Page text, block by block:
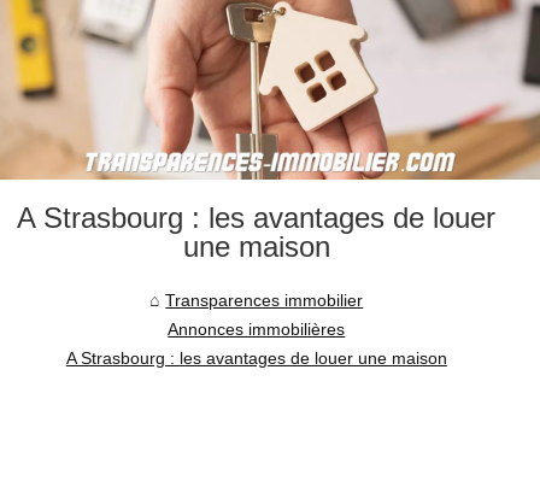
A Strasbourg : les avantages de louer
une maison
Transparences immobilier
Annonces immobilières
A Strasbourg : les avantages de louer une maison